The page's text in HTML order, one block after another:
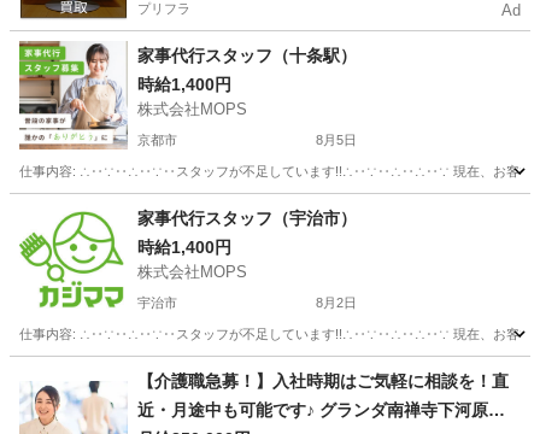
プリフラ Ad
家事代行スタッフ（十条駅）
時給1,400円
株式会社MOPS
京都市 8月5日
仕事内容: ∴‥∵‥∴‥∵‥スタッフが不足しています!!∴‥∵‥∴‥∴‥∵ 現在、お客様から多
京都市 ホームヘルパー スタッフ
家事代行スタッフ（宇治市）
時給1,400円
株式会社MOPS
宇治市 8月2日
仕事内容: ∴‥∵‥∴‥∵‥スタッフが不足しています!!∴‥∵‥∴‥∴‥∵ 現在、お客様から多
ホームヘルパー スタッフ
【介護職急募！】入社時期はご気軽に相談を！直
近・月途中も可能です♪ グランダ南禅寺下河原町